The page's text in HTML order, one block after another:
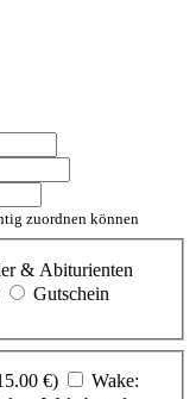
zuordnen können
& Abiturienten
Gutschein
€)
Wake: